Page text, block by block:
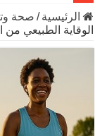
الرئيسية / صحة
الوقاية الطبيعي